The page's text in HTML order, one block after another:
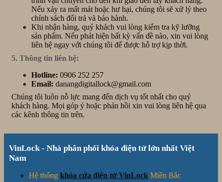
Nếu xảy ra mất mát hoặc hư hại, chúng tôi sẽ xử lý theo
chính sách đổi trả và bảo hành.
Khi nhận hàng, quý khách vui lòng kiểm tra kỹ lưỡng
sản phẩm. Nếu phát hiện bất kỳ vấn đề nào, xin vui lòng
liên hệ ngay với chúng tôi để được hỗ trợ kịp thời.
5. Thông tin liên hệ:
Hotline: 0906 252 257
Email: danangdigitallock@gmail.com
Chúng tôi luôn nỗ lực mang đến dịch vụ tốt nhất cho quý
khách hàng. Mọi góp ý hoặc phản hồi xin vui lòng liên hệ qua
các kênh thông tin trên.
VinLock - Nhà phân phối khóa điện tử lớn nhất Việt
Nam
Hệ thống khóa cửa điện tử VinLock Miền Bắc